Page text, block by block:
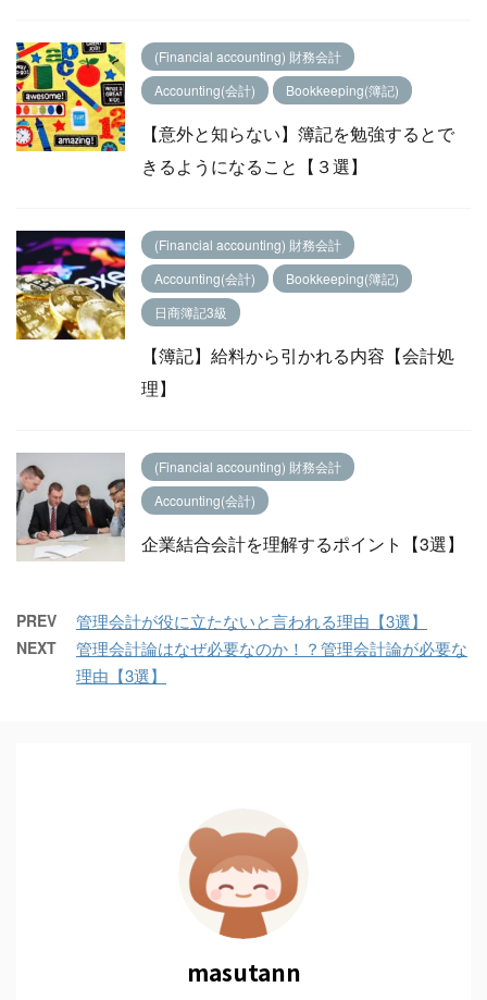
(Financial accounting) 財務会計
Accounting(会計)
Bookkeeping(簿記)
【意外と知らない】簿記を勉強するとで
きるようになること【３選】
(Financial accounting) 財務会計
Accounting(会計)
Bookkeeping(簿記)
日商簿記3級
【簿記】給料から引かれる内容【会計処
理】
(Financial accounting) 財務会計
Accounting(会計)
企業結合会計を理解するポイント【3選】
PREV 管理会計が役に立たないと言われる理由【3選】
NEXT
管理会計論はなぜ必要なのか！？管理会計論が必要な
理由【3選】
masutann